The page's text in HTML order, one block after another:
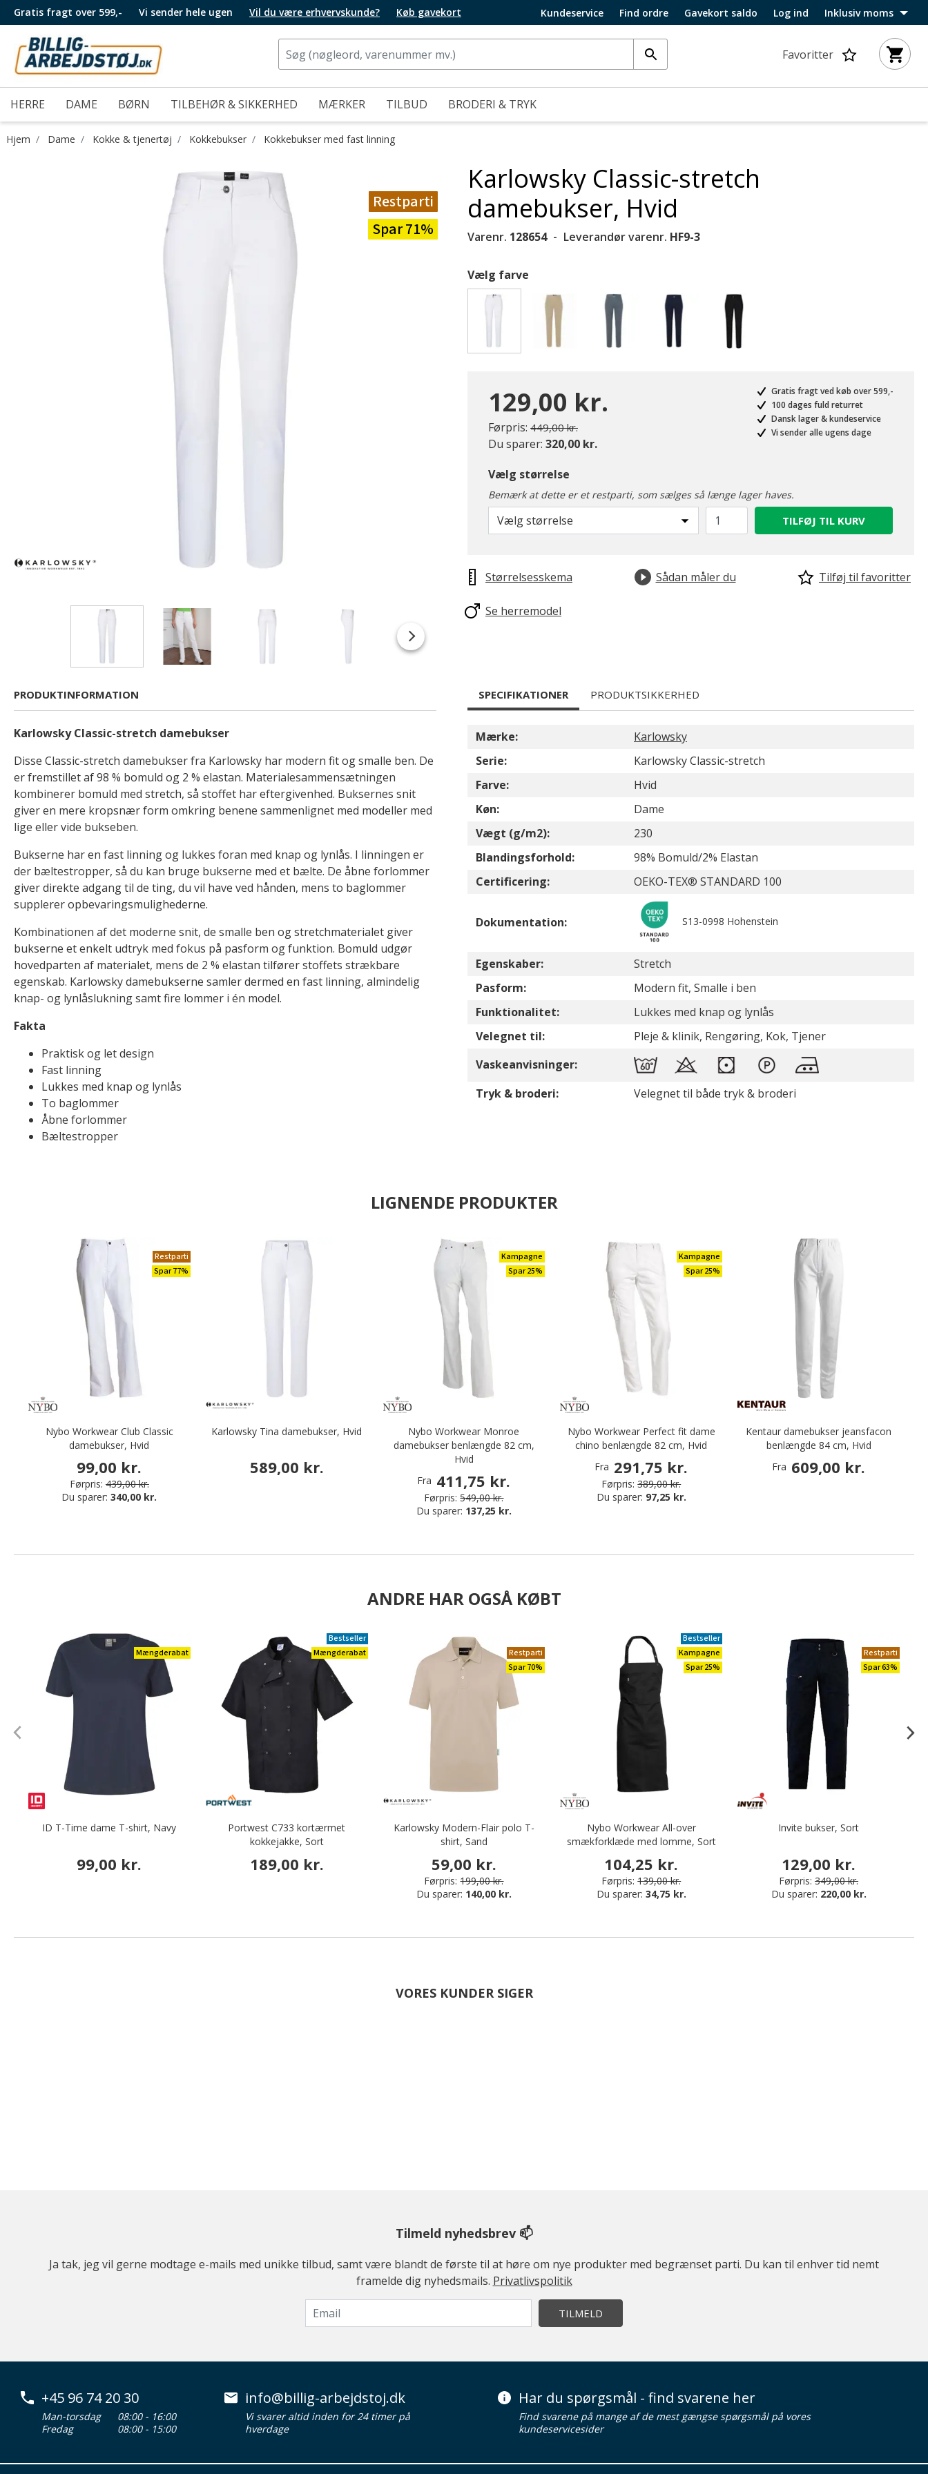
Gratis fragt over 599,- Vi sender hele ugen Vil du være erhvervskunde? Køb gavekort Kundeservice Find ordre Gavekort saldo Log ind Inklusiv moms
Favoritter
HERRE DAME BØRN TILBEHØR & SIKKERHED MÆRKER TILBUD BRODERI & TRYK
Hjem Dame Kokke & tjenertøj Kokkebukser Kokkebukser med fast linning
Restparti
Spar 71%
Karlowsky Classic-stretch
damebukser, Hvid
Varenr. 128654 Leverandør varenr. HF9-3
Vælg farve
129,00 kr.
Førpris: Pris nedsat fra
449,00 kr.til
Du sparer: 320,00 kr.
Gratis fragt ved køb over 599,-
100 dages fuld returret
Dansk lager & kundeservice
Vi sender alle ugens dage
Vælg størrelse
Bemærk at dette er et restparti, som sælges så længe lager haves.
Vælg størrelse TILFØJ TIL KURV
Størrelsesskema Sådan måler du Tilføj til favoritter
Se herremodel
PRODUKTINFORMATION
Karlowsky Classic-stretch damebukser
Disse Classic-stretch damebukser fra Karlowsky har modern fit og smalle ben. De
er fremstillet af 98 % bomuld og 2 % elastan. Materialesammensætningen
kombinerer bomuld med stretch, så stoffet har eftergivenhed. Buksernes snit
giver en mere kropsnær form omkring benene sammenlignet med modeller med
lige eller vide bukseben.
Bukserne har en fast linning og lukkes foran med knap og lynlås. I linningen er
der bæltestropper, så du kan bruge bukserne med et bælte. De åbne forlommer
giver direkte adgang til de ting, du vil have ved hånden, mens to baglommer
supplerer opbevaringsmulighederne.
Kombinationen af det moderne snit, de smalle ben og stretchmaterialet giver
bukserne et enkelt udtryk med fokus på pasform og funktion. Bomuld udgør
hovedparten af materialet, mens de 2 % elastan tilfører stoffets strækbare
egenskab. Karlowsky damebukserne samler dermed en fast linning, almindelig
knap- og lynlåslukning samt fire lommer i én model.
Fakta
Praktisk og let design
Fast linning
Lukkes med knap og lynlås
To baglommer
Åbne forlommer
Bæltestropper
SPECIFIKATIONER PRODUKTSIKKERHED
Mærke:
Karlowsky
Serie:
Karlowsky Classic-stretch
Farve:
Hvid
Køn:
Dame
Vægt (g/m2):
230
Blandingsforhold:
98% Bomuld/2% Elastan
Certificering:
OEKO-TEX® STANDARD 100
Dokumentation: S13-0998 Hohenstein
Egenskaber:
Stretch
Pasform:
Modern fit, Smalle i ben
Funktionalitet:
Lukkes med knap og lynlås
Velegnet til:
Pleje & klinik, Rengøring, Kok, Tjener
Vaskeanvisninger:
Tryk & broderi:
Velegnet til både tryk & broderi
LIGNENDE PRODUKTER
Restparti
Spar 77%
Nybo Workwear Club Classic
damebukser, Hvid
99,00 kr.
Førpris: 439,00 kr.
Du sparer:340,00 kr.
Karlowsky Tina damebukser, Hvid
589,00 kr.
Kampagne
Spar 25%
Nybo Workwear Monroe
damebukser benlængde 82 cm,
Hvid
Fra 411,75 kr.
Førpris: 549,00 kr.
Du sparer: 137,25 kr.
Kampagne
Spar 25%
Nybo Workwear Perfect fit dame
chino benlængde 82 cm, Hvid
Fra 291,75 kr.
Førpris: 389,00 kr.
Du sparer: 97,25 kr.
Kentaur damebukser jeansfacon
benlængde 84 cm, Hvid
Fra 609,00 kr.
ANDRE HAR OGSÅ KØBT
Mængderabat
ID T-Time dame T-shirt, Navy
99,00 kr.
Bestseller
Mængderabat
Portwest C733 kortærmet
kokkejakke, Sort
189,00 kr.
Restparti
Spar 70%
Karlowsky Modern-Flair polo T-
shirt, Sand
59,00 kr.
Førpris: 199,00 kr.
Du sparer: 140,00 kr.
Bestseller
Kampagne
Spar 25%
Nybo Workwear All-over
smækforklæde med lomme, Sort
104,25 kr.
Førpris: 139,00 kr.
Du sparer: 34,75 kr.
Restparti
Spar 63%
Invite bukser, Sort
129,00 kr.
Førpris: 349,00 kr.
Du sparer: 220,00 kr.
VORES KUNDER SIGER
Tilmeld nyhedsbrev 📫
Ja tak, jeg vil gerne modtage e-mails med unikke tilbud, samt være blandt de første til at høre om nye produkter med begrænset parti. Du kan til enhver tid nemt
framelde dig nyhedsmails. Privatlivspolitik
TILMELD
+45 96 74 20 30
Man-torsdag
08:00 - 16:00
Fredag
08:00 - 15:00
info@billig-arbejdstoj.dk
Vi svarer altid inden for 24 timer på
hverdage
Har du spørgsmål - find svarene her
Find svarene på mange af de mest gængse spørgsmål på vores
kundeservicesider